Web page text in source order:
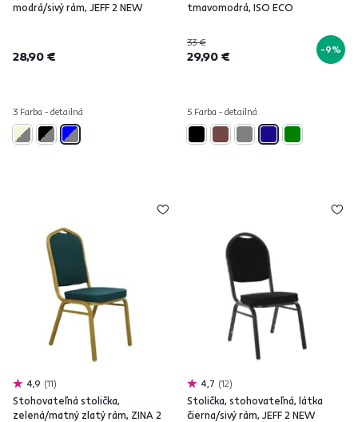
modrá/sivý rám, JEFF 2 NEW
28,90 €
3 Farba - detailná
tmavomodrá, ISO ECO
33 €
29,90 € -9%
5 Farba - detailná
4,9 11
Stohovateľná stolička,
zelená/matný zlatý rám, ZINA 2
4,7 12
Stolička, stohovateľná, látka
čierna/sivý rám, JEFF 2 NEW